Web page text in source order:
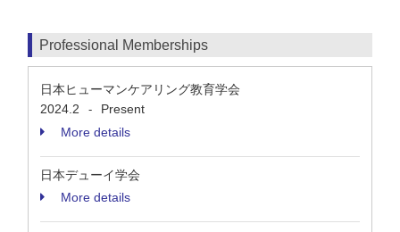
Professional Memberships
日本ヒューマンケアリング教育学会
2024.2
-
Present
More details
日本デューイ学会
More details